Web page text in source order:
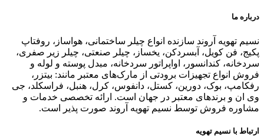
درباره ما
نسیم تهویه آروند سازنده انواع چیلر ساختمانی، هواساز، روفتاپ
پکیج، فن کویل، آبسردکن، یخساز، چیلر صنعتی، چیلر زیر صفری،
سردخانه، کندانسور، اواپراتور سردخانه، مبدل پوسته و لوله و
فروش انواع تجهیزات برودتی از مارک‌های معتبر مانند: بیتزر،
رفکامپ، بوک، دورین، کستل، دانفوس، کرل، هنبل، فراسکلد، جی
وی ان و برندهای معتبر در جهان است. ارائه تخصصی خدمات و
مشاوره فروش توسط نسیم تهویه آروند صورت پذیر است.
ارتباط با نسیم تهویه